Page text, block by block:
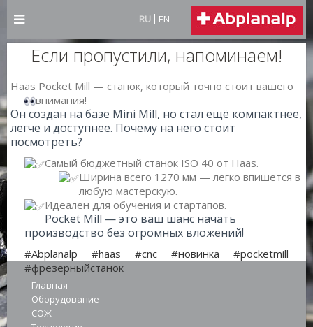
RU EN
Если пропустили, напоминаем!
Haas Pocket Mill — станок, который точно стоит вашего
внимания!
Он создан на базе Mini Mill, но стал ещё компактнее,
легче и доступнее. Почему на него стоит
посмотреть?
Самый бюджетный станок ISO 40 от Haas.
Ширина всего 1270 мм — легко впишется в
любую мастерскую.
Идеален для обучения и стартапов.
Pocket Mill — это ваш шанс начать
производство без огромных вложений!
#Abplanalp #haas #cnc #новинка
#pocketmill
#фрезерныйстанок
Главная
Оборудование
СОЖ